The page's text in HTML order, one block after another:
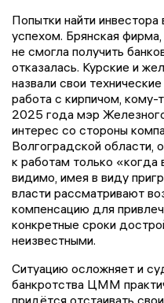
Попытки найти
успехом. Брянская
не смогла получить
отказалась. Курские и
назвали свои
работа с кирпичом,
2025 года мэр
интерес со стороны
Волгоградской области,
к работам только «когда
видимо, имея в виду
власти рассматривают
компенсацию для
конкретные сроки
неизвестными.
Ситуацию осложняет и
банкротства ЦММ
придётся отстаивать